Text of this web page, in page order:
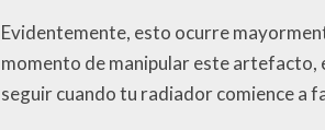
Evidentemente, esto ocurre
momento de manipular este artefacto,
seguir cuando tu radiador comience a